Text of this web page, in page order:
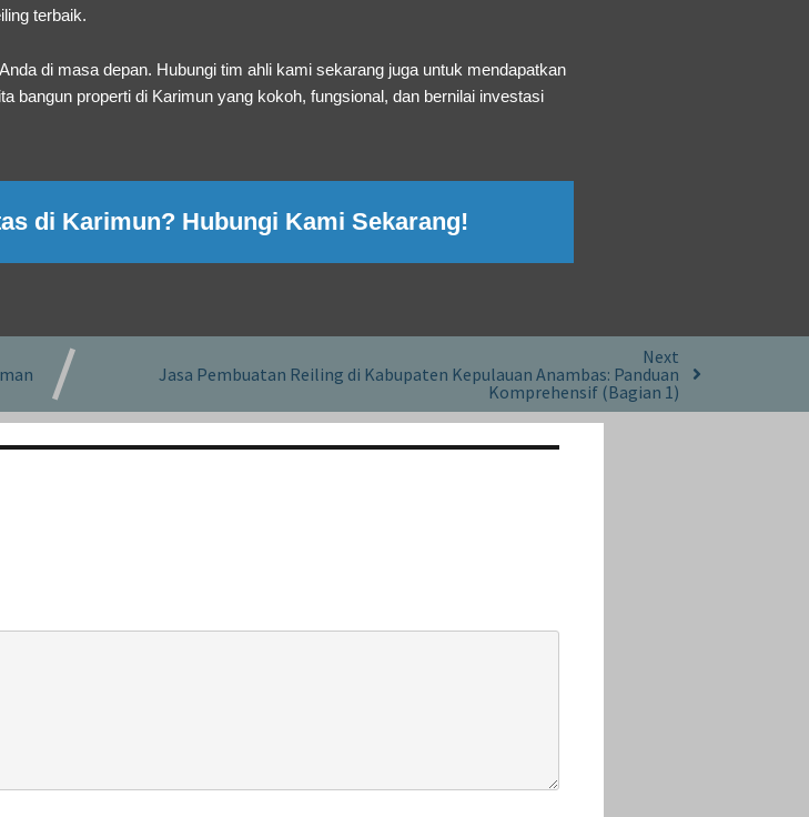
terbaik.
di masa depan. Hubungi tim ahli kami sekarang juga untuk mendapatkan
bangun properti di Karimun yang kokoh, fungsional, dan bernilai investasi
di Karimun? Hubungi Kami Sekarang!
Next
Jasa Pembuatan Reiling di Kabupaten Kepulauan Anambas: Panduan
Komprehensif (Bagian 1)